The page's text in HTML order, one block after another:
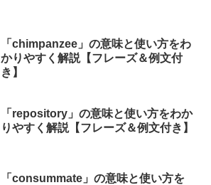
「chimpanzee」の意味と使い方をわ
かりやすく解説【フレーズ＆例文付
き】
「repository」の意味と使い方をわか
りやすく解説【フレーズ＆例文付き】
「consummate」の意味と使い方を